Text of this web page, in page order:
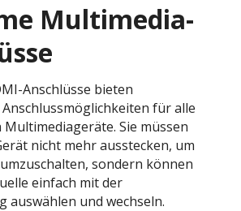
Multimedia-
Anschlüsse bieten
für alle
Sie müssen
nicht mehr ausstecken, um
sondern können
einfach mit der
auswählen und wechseln.